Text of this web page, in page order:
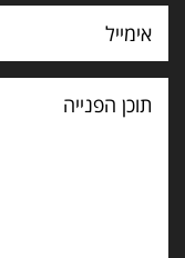
תוכן
הפנייה